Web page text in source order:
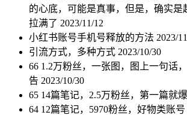
的心底，可能是真事，但是，确实是
拉满了 2023/11/12
小红书账号手机号释放的方法 2023/
引流方式，多种方式 2023/10/30
66 1.2万粉丝，一张图，图上一句话
告 2023/10/30
65 14篇笔记，2.5万粉丝，第一篇就
64 12篇笔记，5970粉丝，好物类账号